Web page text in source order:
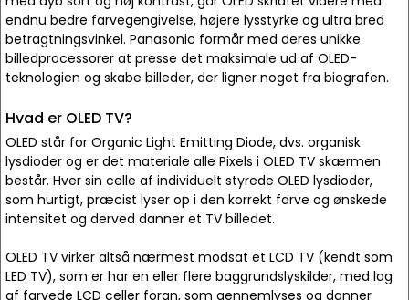
endnu bedre farvegengivelse, højere lysstyrke og ultra bred
betragtningsvinkel. Panasonic formår med deres unikke
billedprocessorer at presse det maksimale ud af OLED-
teknologien og skabe billeder, der ligner noget fra biografen.
Hvad er OLED TV?
OLED står for Organic Light Emitting Diode, dvs. organisk
lysdioder og er det materiale alle Pixels i OLED TV skærmen
består. Hver sin celle af individuelt styrede OLED lysdioder,
som hurtigt, præcist lyser op i den korrekt farve og ønskede
intensitet og derved danner et TV billedet.
OLED TV virker altså nærmest modsat et LCD TV (kendt som
LED TV), som er har en eller flere baggrundslyskilder, med lag
af farvede LCD celler foran, som gennemlyses og danner